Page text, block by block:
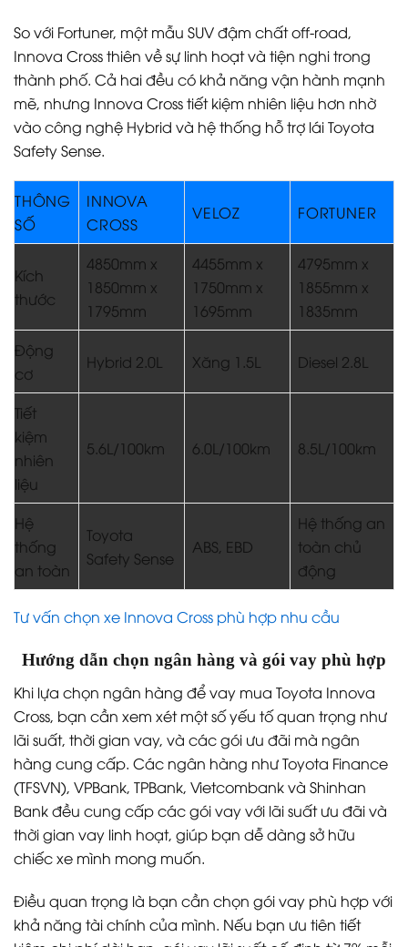
So với Fortuner, một mẫu SUV đậm chất off-road,
Innova Cross thiên về sự linh hoạt và tiện nghi trong
thành phố. Cả hai đều có khả năng vận hành mạnh
mẽ, nhưng Innova Cross tiết kiệm nhiên liệu hơn nhờ
vào công nghệ Hybrid và hệ thống hỗ trợ lái Toyota
Safety Sense.
THÔNG
SỐ
INNOVA
CROSS
VELOZ FORTUNER
Kích
thước
4850mm x
1850mm x
1795mm
4455mm x
1750mm x
1695mm
4795mm x
1855mm x
1835mm
Động
cơ
Hybrid 2.0L Xăng 1.5L Diesel 2.8L
Tiết
kiệm
nhiên
liệu
5.6L/100km 6.0L/100km 8.5L/100km
Hệ
thống
an toàn
Toyota
Safety Sense
ABS, EBD
Hệ thống an
toàn chủ
động
Tư vấn chọn xe Innova Cross phù hợp nhu cầu
Hướng dẫn chọn ngân hàng và gói vay phù hợp
Khi lựa chọn ngân hàng để vay mua Toyota Innova
Cross, bạn cần xem xét một số yếu tố quan trọng như
lãi suất, thời gian vay, và các gói ưu đãi mà ngân
hàng cung cấp. Các ngân hàng như Toyota Finance
(TFSVN), VPBank, TPBank, Vietcombank và Shinhan
Bank đều cung cấp các gói vay với lãi suất ưu đãi và
thời gian vay linh hoạt, giúp bạn dễ dàng sở hữu
chiếc xe mình mong muốn.
Điều quan trọng là bạn cần chọn gói vay phù hợp với
khả năng tài chính của mình. Nếu bạn ưu tiên tiết